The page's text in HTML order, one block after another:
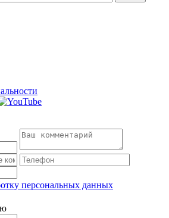
персональных данных